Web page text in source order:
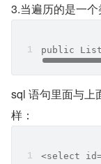
3.当遍历的是一个
public
sql 语句里面与上
样：
<select